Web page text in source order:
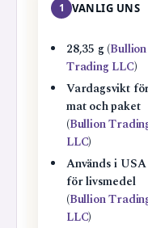
1 VANLIG UNS
28,35 g (Bullion
Trading LLC)
Vardagsvikt
mat och paket
(Bullion
LLC)
Används i USA
för livsmedel
(Bullion
LLC)